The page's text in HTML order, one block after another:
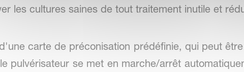
les cultures saines de tout traitement inutile et
carte de préconisation prédéfinie, qui peut
pulvérisateur se met en marche/arrêt